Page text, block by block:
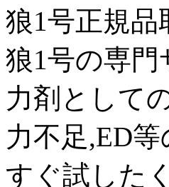
狼1号正規
狼1号の専
力剤として
力不足,ED
すぐ試した